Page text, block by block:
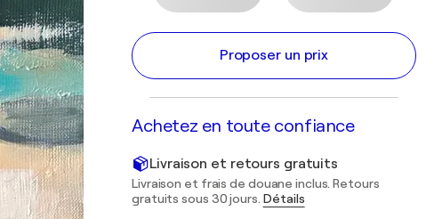
Proposer un prix
Achetez en toute confiance
Livraison et retours gratuits
Livraison et frais de douane inclus. Retours
gratuits sous 30 jours. Détails